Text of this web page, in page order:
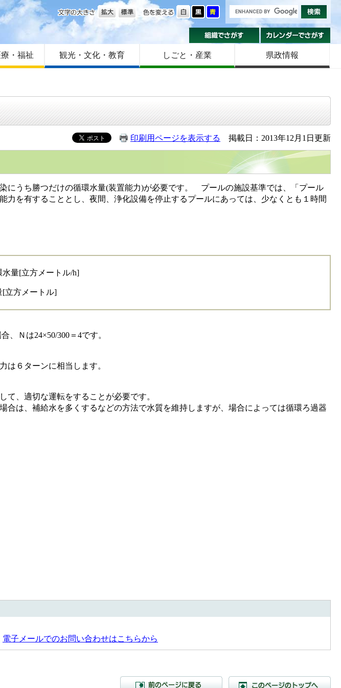
へ
色を変える
文字の大きさ
組織でさがす
・福祉 観光・文化・教育 しごと・産業 県政情報
印刷用ページを表示する 掲載日：2013年12月1日更新
うち勝つだけの循環水量(装置能力)が必要です。 プールの施設基準では、「プール
を有することとし、夜間、浄化設備を停止するプールにあっては、少なくとも１時間
水量[立方メートル/h]
[立方メートル]
Ｎは24×50/300＝4です。
６ターンに相当します。
、適切な運転をすることが必要です。
は、補給水を多くするなどの方法で水質を維持しますが、場合によっては循環ろ過器
電子メールでのお問い合わせはこちらから
前のページに戻る